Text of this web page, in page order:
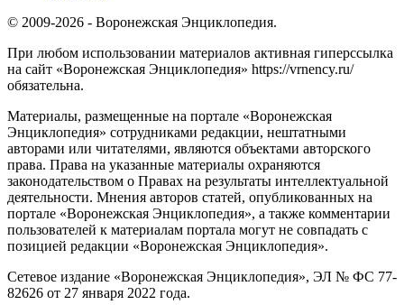
© 2009-2026 - Воронежская Энциклопедия.
При любом использовании материалов активная гиперссылка
на сайт «Воронежская Энциклопедия» https://vrnency.ru/
обязательна.
Материалы, размещенные на портале «Воронежская
Энциклопедия» сотрудниками редакции, нештатными
авторами или читателями, являются объектами авторского
права. Права на указанные материалы охраняются
законодательством о Правах на результаты интеллектуальной
деятельности. Мнения авторов статей, опубликованных на
портале «Воронежская Энциклопедия», а также комментарии
пользователей к материалам портала могут не совпадать с
позицией редакции «Воронежская Энциклопедия».
Сетевое издание «Воронежская Энциклопедия», ЭЛ № ФС 77-
82626 от 27 января 2022 года.